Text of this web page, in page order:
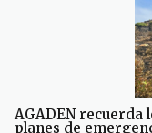
AGADEN recuerda
planes de